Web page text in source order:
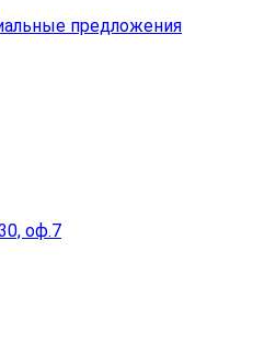
предложения
оф.7